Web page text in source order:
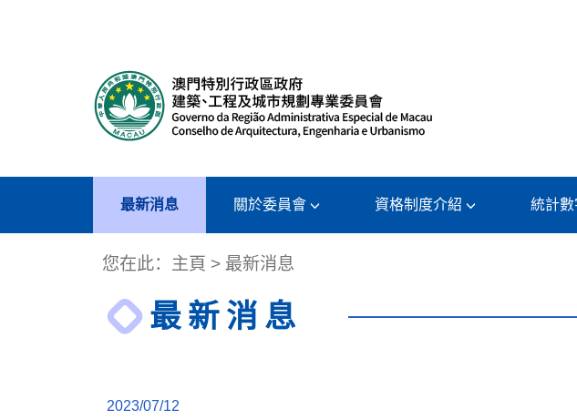
最新消息 關於委員會 資格制度介紹 統計數
您在此： 主頁 > 最新消息
最新消息
2023/07/12